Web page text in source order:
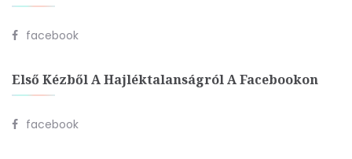
facebook
Első Kézből A Hajléktalanságról A Facebookon
facebook